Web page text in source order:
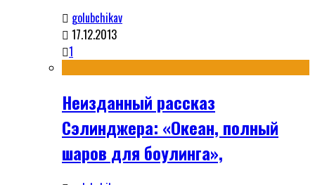
golubchikav
17.12.2013
1
Неизданный рассказ
Сэлинджера: «Океан, полный
шаров для боулинга»,